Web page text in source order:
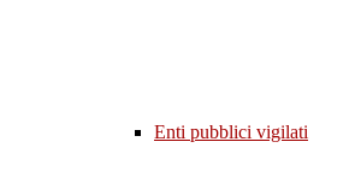
Enti pubblici vigilati